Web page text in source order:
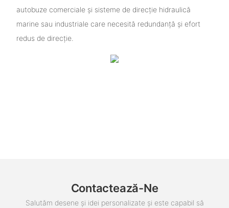
autobuze comerciale și sisteme de direcție hidraulică
marine sau industriale care necesită redundanță și efort
redus de direcție.
Contactează-Ne
Salutăm desene și idei personalizate și este capabil să